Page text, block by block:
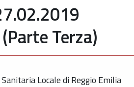
Terza)
Locale di Reggio Emilia